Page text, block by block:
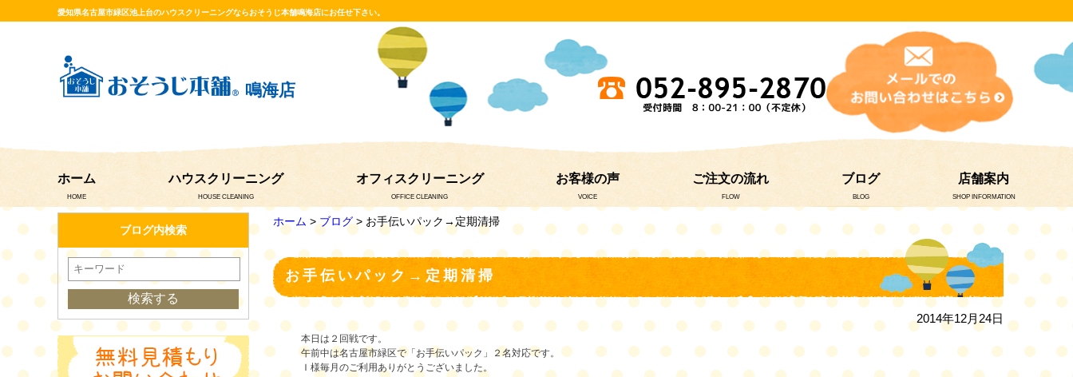
愛知県名古屋市緑区池上台のハウスクリーニングならおそうじ本舗鳴海店にお任せ下さい。
鳴海店
ホーム
HOME
ハウスクリーニング
HOUSE CLEANING
オフィスクリーニング
OFFICE CLEANING
お客様の声
VOICE
ご注文の流れ
FLOW
ブログ
BLOG
店舗案内
SHOP INFORMATION
ホーム >ブログ> お手伝いパック→定期清掃
お手伝いパック→定期清掃
2014年12月24日
本日は２回戦です。
午前中は名古屋市緑区で「お手伝いパック」２名対応です。
Ｉ様毎月のご利用ありがとうございました。
ブログ内検索